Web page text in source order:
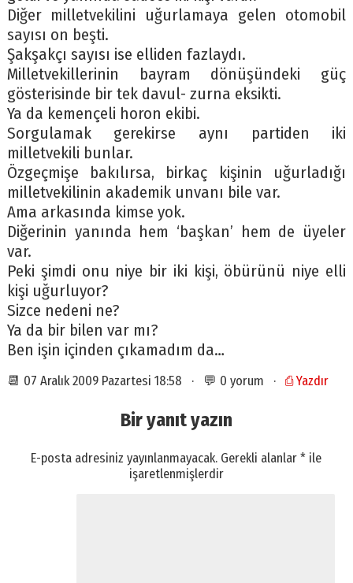
Diğer milletvekilini uğurlamaya gelen otomobil
sayısı on beşti.
Şakşakçı sayısı ise elliden fazlaydı.
Milletvekillerinin bayram dönüşündeki güç
gösterisinde bir tek davul- zurna eksikti.
Ya da kemençeli horon ekibi.
Sorgulamak gerekirse aynı partiden iki
milletvekili bunlar.
Özgeçmişe bakılırsa, birkaç kişinin uğurladığı
milletvekilinin akademik unvanı bile var.
Ama arkasında kimse yok.
Diğerinin yanında hem ‘başkan’ hem de üyeler
var.
Peki şimdi onu niye bir iki kişi, öbürünü niye elli
kişi uğurluyor?
Sizce nedeni ne?
Ya da bir bilen var mı?
Ben işin içinden çıkamadım da…
📆 07 Aralık 2009 Pazartesi 18:58 · 💬 0 yorum · ⎙ Yazdır
Bir yanıt yazın
E-posta adresiniz yayınlanmayacak. Gerekli alanlar* ile
işaretlenmişlerdir